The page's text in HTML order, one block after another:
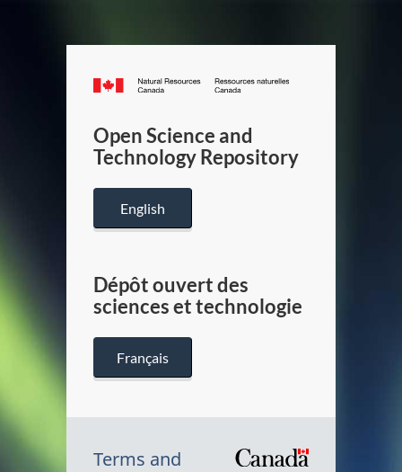
Canada.ca
/
Canada
Open Science and
Technology Repository
English
Dépôt ouvert des
sciences et technologie
Français
Terms and